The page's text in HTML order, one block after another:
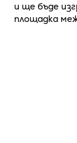
и ще бъде
площадка